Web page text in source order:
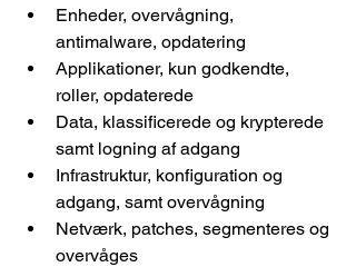
Enheder, overvågning,
antimalware, opdatering
Applikationer, kun godkendte,
roller, opdaterede
Data, klassificerede og krypterede
samt logning af adgang
Infrastruktur, konfiguration og
adgang, samt overvågning
Netværk, patches, segmenteres og
overvåges